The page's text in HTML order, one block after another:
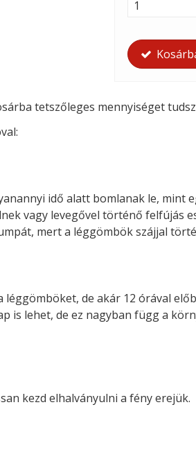
tetszőleges mennyiséget
idő alatt bomlanak le, mint
vagy levegővel történő felfújás
mert a léggömbök szájjal
de akár 12 órával
is lehet, de ez nagyban függ a
kezd elhalványulni a fény erejük.